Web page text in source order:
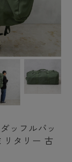
ッフルバッ
リタリー 古